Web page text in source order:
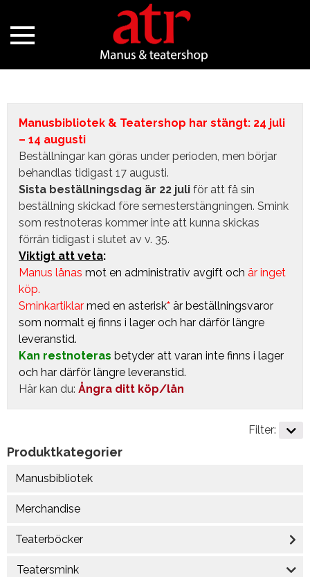
Manusbibliotek & Teatershop har stängt: 24 juli
– 14 augusti
Beställningar kan göras under perioden, men börjar
behandlas tidigast 17 augusti.
Sista beställningsdag är 22 juli för att få sin
beställning skickad före semesterstängningen. Smink
som restnoteras kommer inte att kunna skickas
förrän tidigast i slutet av v. 35.
Viktigt att veta:
Manus lånas mot en administrativ avgift och är inget
köp.
Sminkartiklar med en asterisk* är beställningsvaror
som normalt ej finns i lager och har därför längre
leveranstid.
Kan restnoteras betyder att varan inte finns i lager
och har därför längre leveranstid.
Här kan du: Ångra ditt köp/lån
Produktkategorier
Manusbibliotek
Merchandise
Teaterböcker
Teatersmink
Filter: